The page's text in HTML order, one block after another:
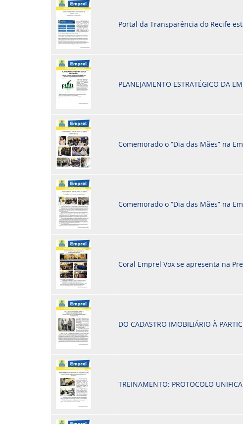
Portal da Transparência do Recife
PLANEJAMENTO ESTRATÉGICO DA
Comemorado o “Dia das Mães” na
Comemorado o “Dia das Mães” na
Coral Emprel Vox se apresenta na
DO CADASTRO IMOBILIÁRIO À
TREINAMENTO: PROTOCOLO